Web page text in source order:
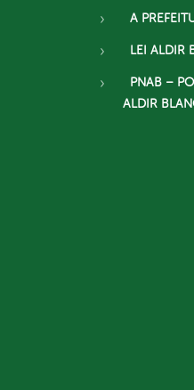
A
LEI ALDIR
PNAB –
ALDIR